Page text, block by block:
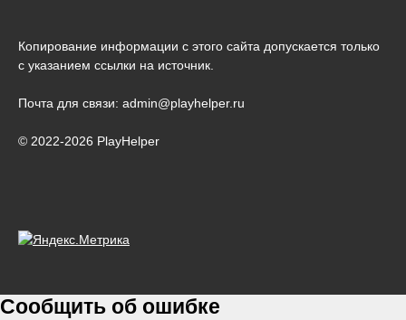
Копирование информации с этого сайта допускается только
с указанием ссылки на источник.
Почта для связи: admin@playhelper.ru
© 2022-2026 PlayHelper
Сообщить об ошибке